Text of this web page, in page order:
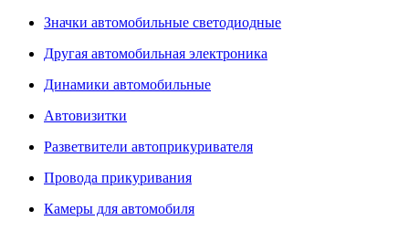
Значки автомобильные светодиодные
Другая автомобильная электроника
Динамики автомобильные
Автовизитки
Разветвители автоприкуривателя
Провода прикуривания
Камеры для автомобиля